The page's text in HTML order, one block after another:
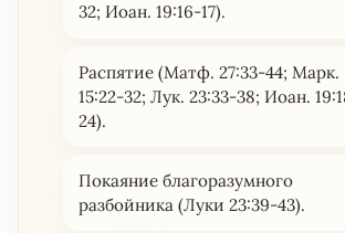
32; Иоан. 19:16-17).
Распятие (Матф. 27:33-44; Марк.
15:22-32; Лук. 23:33-38; Иоан.
24).
Покаяние благоразумного
разбойника (Луки 23:39-43).